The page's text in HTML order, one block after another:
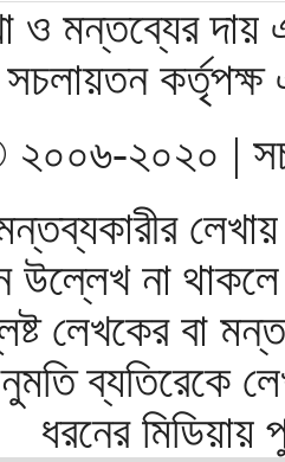
ও মন্তব্যের দায়
সচলায়তন
২০০৬-২০২০ |
উল্লেখ না
লেখকের বা
ব্যতিরেকে
ধরনের মিডিয়ায়